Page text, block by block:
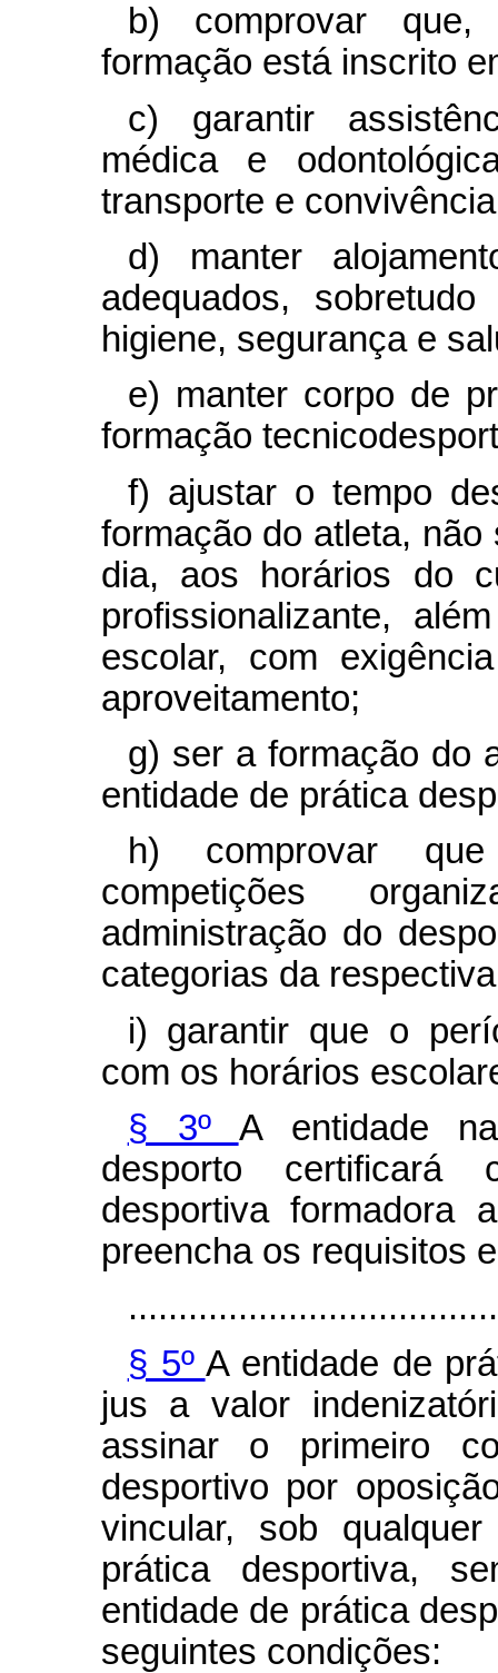
b) comprovar
formação está inscrito
c) garantir
médica e
transporte e
d) manter
adequados,
higiene, segurança e
e) manter corpo de
formação
f) ajustar o tempo
formação do atleta,
dia, aos horários do
profissionalizante,
escolar, com
aproveitamento;
g) ser a formação do
entidade de prática
h) comprovar
competições
administração do
categorias da
i) garantir que o
com os horários
§ 3º A entidade
desporto certificará
desportiva formadora
preencha os requisitos
§ 5º A entidade de
jus a valor
assinar o primeiro
desportivo por
vincular, sob
prática desportiva,
entidade de prática
seguintes condições: